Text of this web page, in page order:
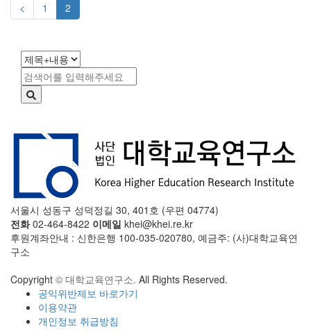
< 1 2
서울시 성동구 성덕정길 30, 401호 (우편 04774)
전화02-464-8422 이메일 khei@khei.re.kr
후원계좌안내 : 신한은행 100-035-020780, 예금주: (사)대학교육연
구소
Copyright © 대학교육연구소. All Rights Reserved.
공익위반제보 바로가기
이용약관
개인정보 취급방침